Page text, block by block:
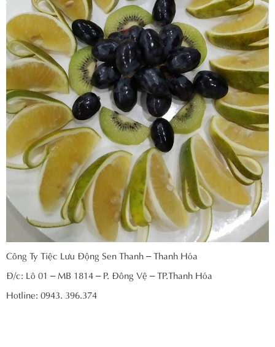
Công Ty Tiệc Lưu Động Sen Thanh – Thanh Hóa
Đ/c: Lô 01 – MB 1814 – P. Đông Vệ – TP.Thanh Hóa
Hotline: 0943. 396.374